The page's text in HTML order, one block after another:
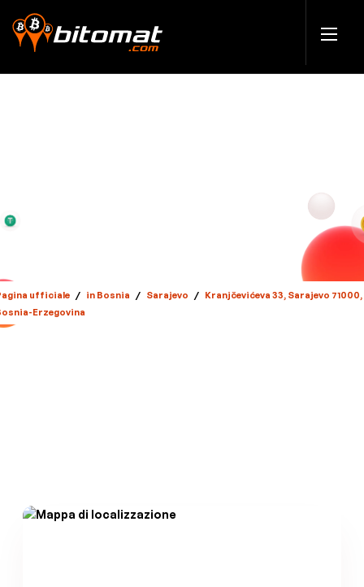
ufficiale / in Bosnia / Sarajevo / Kranjčevićeva 33, Sarajevo 71000,
Erzegovina